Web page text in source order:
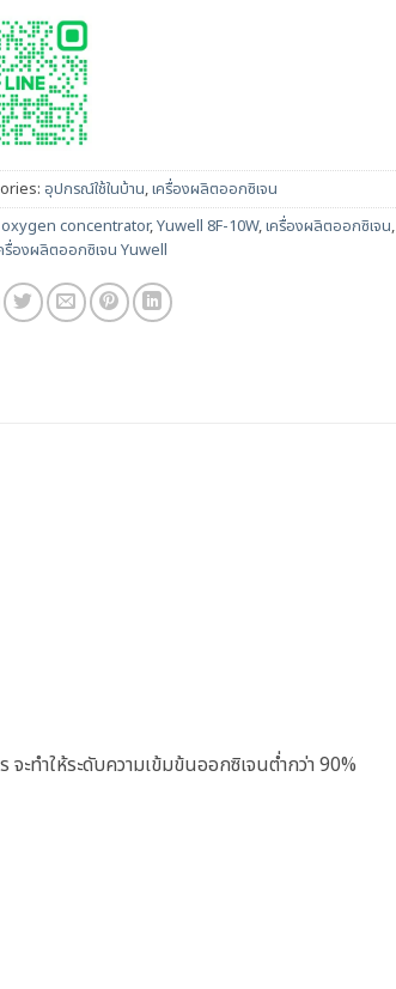
อุปกรณ์ใช้ในบ้าน,เครื่องผลิตออกซิเจน
oxygen concentrator,Yuwell 8F-10W,เครื่องผลิตออกซิเจน,
รื่องผลิตออกซิเจน Yuwell
ะทำให้ระดับความเข้มข้นออกซิเจนตํ่ากว่า 90%